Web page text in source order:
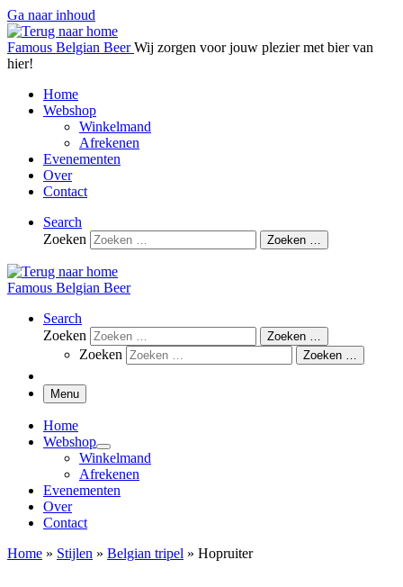
Ga naar inhoud
Famous Belgian Beer Wij zorgen voor jouw plezier met bier van
hier!
Home
Webshop
Winkelmand
Afrekenen
Evenementen
Over
Contact
Search
Zoeken
Zoeken …
Famous Belgian Beer
Search
Zoeken
Zoeken …
Zoeken Zoeken …
Menu
Home
Webshop
Winkelmand
Afrekenen
Evenementen
Over
Contact
Home » Stijlen » Belgian tripel » Hopruiter